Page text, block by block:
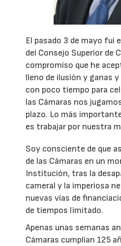
El pasado 3 de mayo fui
del Consejo Superior de
compromiso que he
lleno de ilusión y ganas
con poco tiempo para
las Cámaras nos
plazo. Lo más
es trabajar por nuestra
Soy consciente de que
de las Cámaras en un
Institución, tras la
cameral y la imperiosa
nuevas vías de
de tiempos limitado.
Apenas unas semanas
Cámaras cumplían 125